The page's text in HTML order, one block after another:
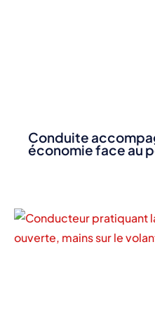
Conduite
économie face au